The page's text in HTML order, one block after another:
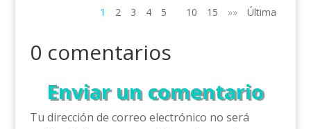
1 2 3 4 5 10 15 »» Última
0 comentarios
Enviar un comentario
Tu dirección de correo electrónico no será